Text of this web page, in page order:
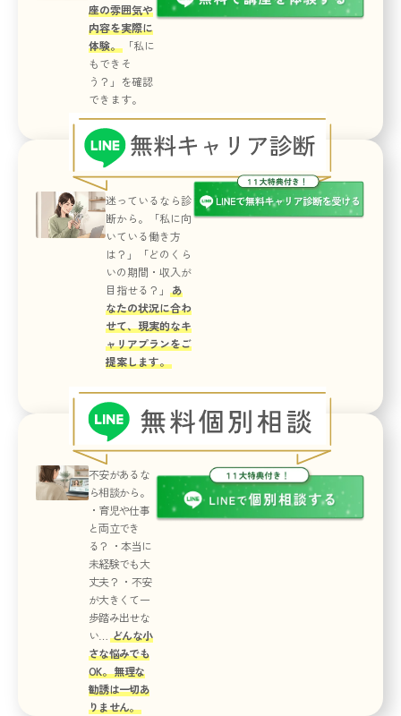
座の雰囲気や
内容を実際に
体験。「私に
もできそ
う？」を確認
できます。
迷っているなら診
断から。
「私に向
いている働き方
は？」
「どのくら
いの期間・収入が
目指せる？」 あ
なたの状況に合わ
せて、現実的なキ
ャリアプランをご
提案します。
不安があるな
ら相談から。
・育児や仕事
と両立でき
る？ ・本当に
未経験でも大
丈夫？ ・不安
が大きくて一
歩踏み出せな
い…
どんな小
さな悩みでも
OK。 無理な
勧誘は一切あ
りません。